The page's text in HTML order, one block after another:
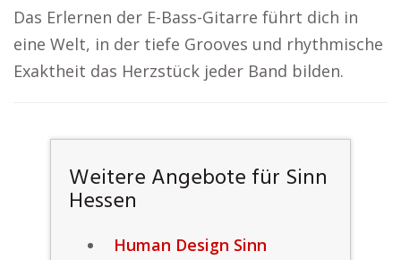
Das Erlernen der E-Bass-Gitarre führt dich in
eine Welt, in der tiefe Grooves und rhythmische
Exaktheit das Herzstück jeder Band bilden.
Weitere Angebote für Sinn
Hessen
Human Design Sinn